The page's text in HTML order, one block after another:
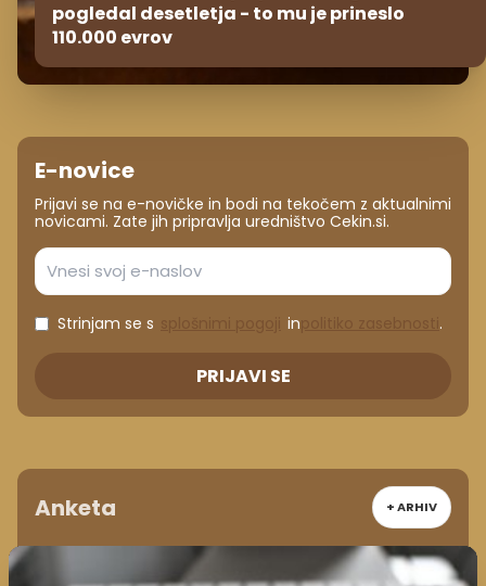
pogledal desetletja - to mu je prineslo
110.000 evrov
E-novice
Prijavi se na e-novičke in bodi na tekočem z aktualnimi
novicami. Zate jih pripravlja uredništvo Cekin.si.
Strinjam se s in .
PRIJAVI SE
Anketa + ARHIV